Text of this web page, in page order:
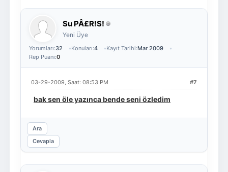
Su PÂ£R!S!
Yeni Üye
Yorumları:32 Konuları:4 Kayıt Tarihi:Mar 2009
Rep Puanı:0
#7
03-29-2009, Saat: 08:53 PM
bak sen öle yazınca bende seni özledim
Ara
Cevapla